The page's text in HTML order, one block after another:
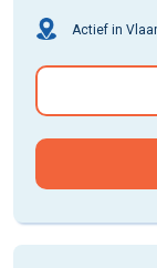
Actief in